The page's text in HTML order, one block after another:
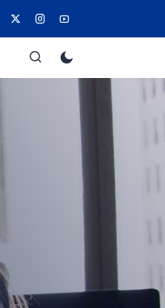
SCHOOL OF YOUNG GANESHA